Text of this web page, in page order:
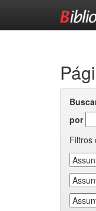
por
Filtros